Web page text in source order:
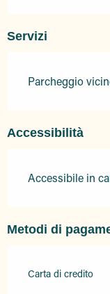
Servizi
Parcheggio
Accessibilità
Accessibile in
Metodi di
Carta di credito